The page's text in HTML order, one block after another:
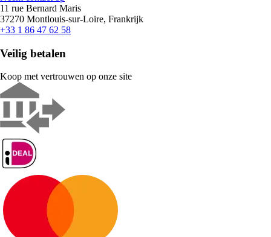
11 rue Bernard Maris
37270 Montlouis-sur-Loire, Frankrijk
+33 1 86 47 62 58
Veilig betalen
Koop met vertrouwen op onze site